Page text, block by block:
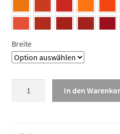
Breite
In den